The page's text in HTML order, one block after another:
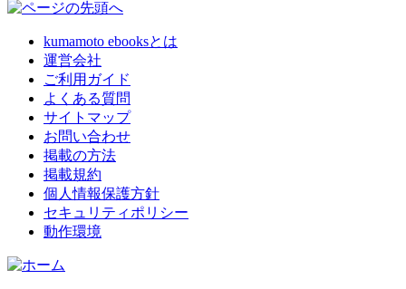
kumamoto ebooksとは
運営会社
ご利用ガイド
よくある質問
サイトマップ
お問い合わせ
掲載の方法
掲載規約
個人情報保護方針
セキュリティポリシー
動作環境